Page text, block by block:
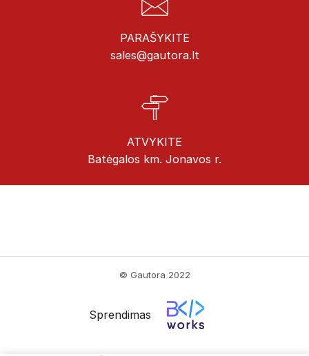
PARAŠYKITE
sales@gautora.lt
ATVYKITE
Batėgalos km. Jonavos r.
© Gautora 2022
Sprendimas